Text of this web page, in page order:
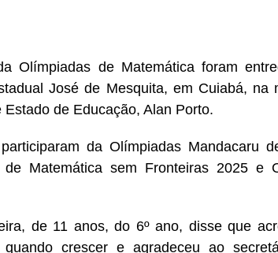
Olímpiadas de Matemática foram
José de Mesquita, em Cuiabá, na
de Educação, Alan Porto.
da Olímpiadas Mandacaru
de Matemática sem Fronteiras 2025 e
de 11 anos, do 6º ano, disse que
crescer e agradeceu ao